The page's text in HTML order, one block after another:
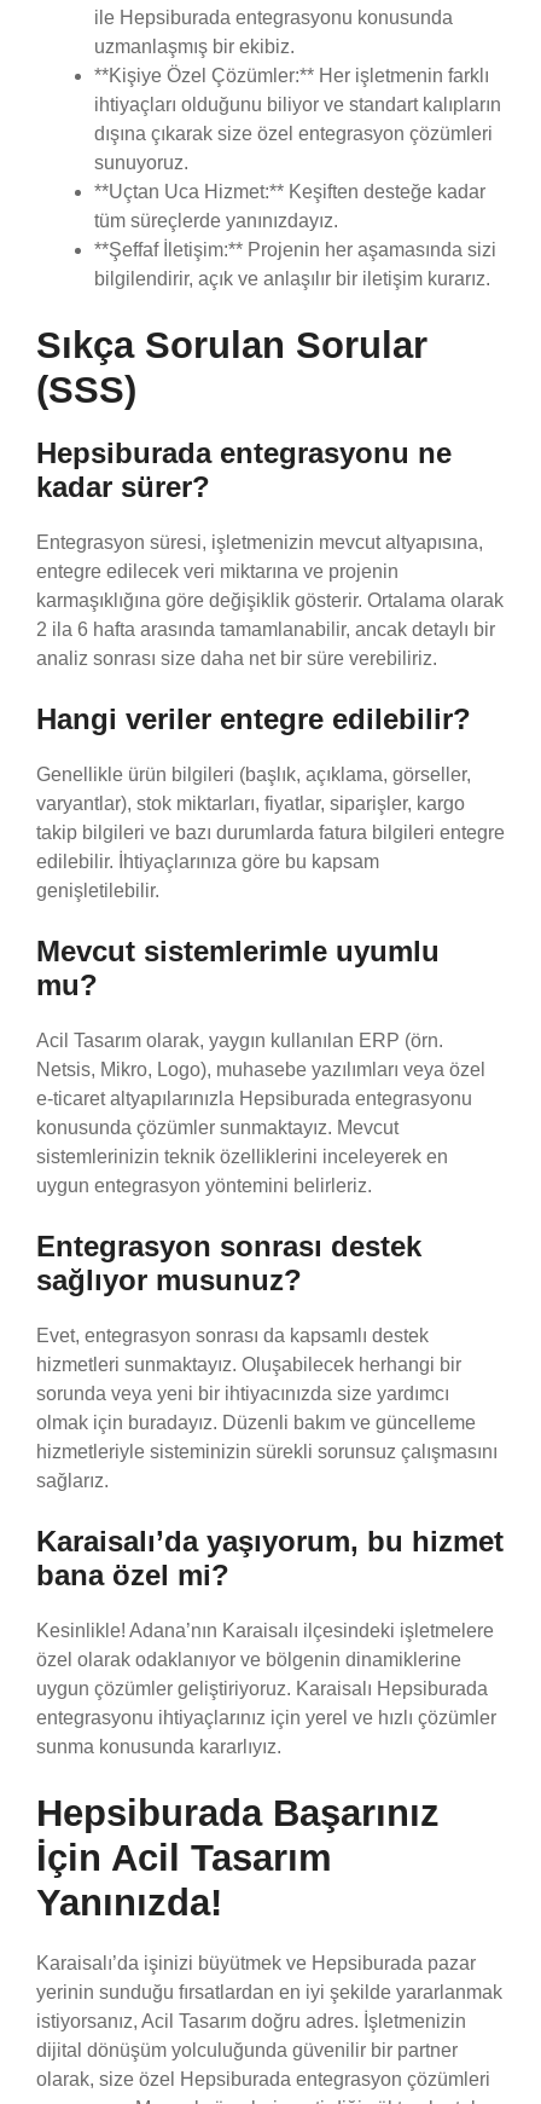
ile Hepsiburada entegrasyonu konusunda
uzmanlaşmış bir ekibiz.
**Kişiye Özel Çözümler:** Her işletmenin farklı
ihtiyaçları olduğunu biliyor ve standart kalıpların
dışına çıkarak size özel entegrasyon çözümleri
sunuyoruz.
**Uçtan Uca Hizmet:** Keşiften desteğe kadar
tüm süreçlerde yanınızdayız.
**Şeffaf İletişim:** Projenin her aşamasında sizi
bilgilendirir, açık ve anlaşılır bir iletişim kurarız.
Sıkça Sorulan Sorular
(SSS)
Hepsiburada entegrasyonu ne
kadar sürer?
Entegrasyon süresi, işletmenizin mevcut altyapısına,
entegre edilecek veri miktarına ve projenin
karmaşıklığına göre değişiklik gösterir. Ortalama olarak
2 ila 6 hafta arasında tamamlanabilir, ancak detaylı bir
analiz sonrası size daha net bir süre verebiliriz.
Hangi veriler entegre edilebilir?
Genellikle ürün bilgileri (başlık, açıklama, görseller,
varyantlar), stok miktarları, fiyatlar, siparişler, kargo
takip bilgileri ve bazı durumlarda fatura bilgileri entegre
edilebilir. İhtiyaçlarınıza göre bu kapsam
genişletilebilir.
Mevcut sistemlerimle uyumlu
mu?
Acil Tasarım olarak, yaygın kullanılan ERP (örn.
Netsis, Mikro, Logo), muhasebe yazılımları veya özel
e-ticaret altyapılarınızla Hepsiburada entegrasyonu
konusunda çözümler sunmaktayız. Mevcut
sistemlerinizin teknik özelliklerini inceleyerek en
uygun entegrasyon yöntemini belirleriz.
Entegrasyon sonrası destek
sağlıyor musunuz?
Evet, entegrasyon sonrası da kapsamlı destek
hizmetleri sunmaktayız. Oluşabilecek herhangi bir
sorunda veya yeni bir ihtiyacınızda size yardımcı
olmak için buradayız. Düzenli bakım ve güncelleme
hizmetleriyle sisteminizin sürekli sorunsuz çalışmasını
sağlarız.
Karaisalı’da yaşıyorum, bu hizmet
bana özel mi?
Kesinlikle! Adana’nın Karaisalı ilçesindeki işletmelere
özel olarak odaklanıyor ve bölgenin dinamiklerine
uygun çözümler geliştiriyoruz. Karaisalı Hepsiburada
entegrasyonu ihtiyaçlarınız için yerel ve hızlı çözümler
sunma konusunda kararlıyız.
Hepsiburada Başarınız
İçin Acil Tasarım
Yanınızda!
Karaisalı’da işinizi büyütmek ve Hepsiburada pazar
yerinin sunduğu fırsatlardan en iyi şekilde yararlanmak
istiyorsanız, Acil Tasarım doğru adres. İşletmenizin
dijital dönüşüm yolculuğunda güvenilir bir partner
olarak, size özel Hepsiburada entegrasyon çözümleri